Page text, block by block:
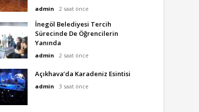
admin 2 saat önce
İnegöl Belediyesi Tercih
Sürecinde De Öğrencilerin
Yanında
admin 2 saat önce
Açıkhava’da Karadeniz Esintisi
admin 3 saat önce